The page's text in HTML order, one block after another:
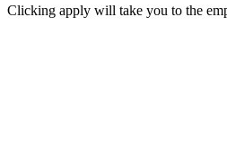
Clicking apply will take you to the